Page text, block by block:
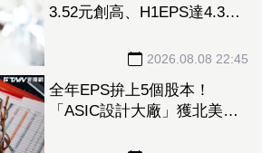
3.52元創高、H1EPS達4.39
2026.08.08 22:45
全年EPS拚上5個股本！
「ASIC設計大廠」獲北美